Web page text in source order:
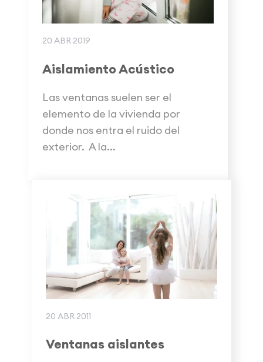
20 ABR 2019
Aislamiento Acústico
Las ventanas suelen ser el
elemento de la vivienda por
donde nos entra el ruido del
exterior. A la...
20 ABR 2011
Ventanas aislantes